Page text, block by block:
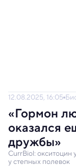
12.08.2025, 16:05
«Гормон
оказался
дружбы»
CurrBiol: окситоцин
у степных полевок